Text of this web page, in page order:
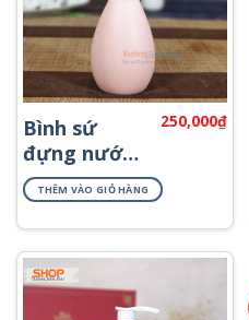
Bình sứ
đựng nước
rửa tay
PKNT-17
250,000₫
THÊM VÀO GIỎ HÀNG